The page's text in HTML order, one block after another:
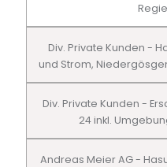
Div. Private Kunden -
und Strom,
Div. Private Kunden -
24 inkl.
Andreas Meier AG -